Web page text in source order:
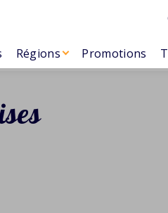
Régions Promotions